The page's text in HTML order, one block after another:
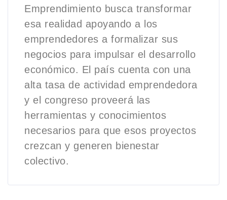
Emprendimiento busca transformar
esa realidad apoyando a los
emprendedores a formalizar sus
negocios para impulsar el desarrollo
económico. El país cuenta con una
alta tasa de actividad emprendedora
y el congreso proveerá las
herramientas y conocimientos
necesarios para que esos proyectos
crezcan y generen bienestar
colectivo.